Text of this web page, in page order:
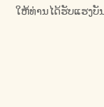
ໃຫ້ທ່ານໄດ້ຮັບແຮງ